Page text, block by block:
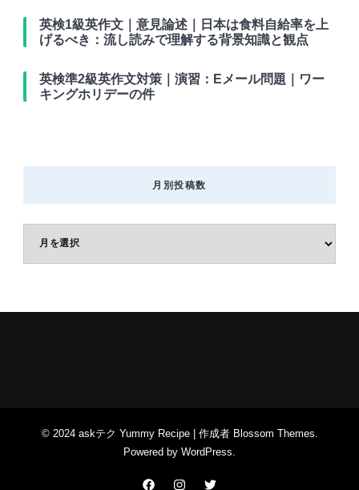
英検1級英作文｜意見論述｜日本は食料自給率を上
げるべき：流し読みで理解する背景知識と観点
英検準2級英作文対策｜演習：Eメール問題｜ワー
キングホリデーの件
月別投稿数
数
© 2024 askテク Yummy Recipe | 作成者 Blossom Themes
Powered by WordPress